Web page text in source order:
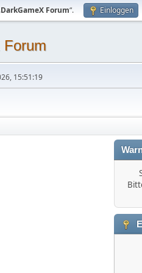
DarkGameX Forum“. Einloggen
Forum
15:51:19